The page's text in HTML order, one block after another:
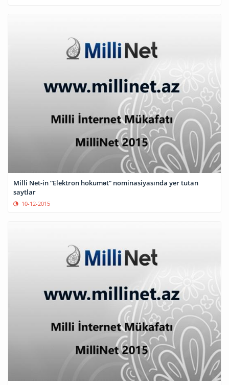
Milli Net-in “Elektron hökumət” nominasiyasında yer tutan
saytlar
10-12-2015